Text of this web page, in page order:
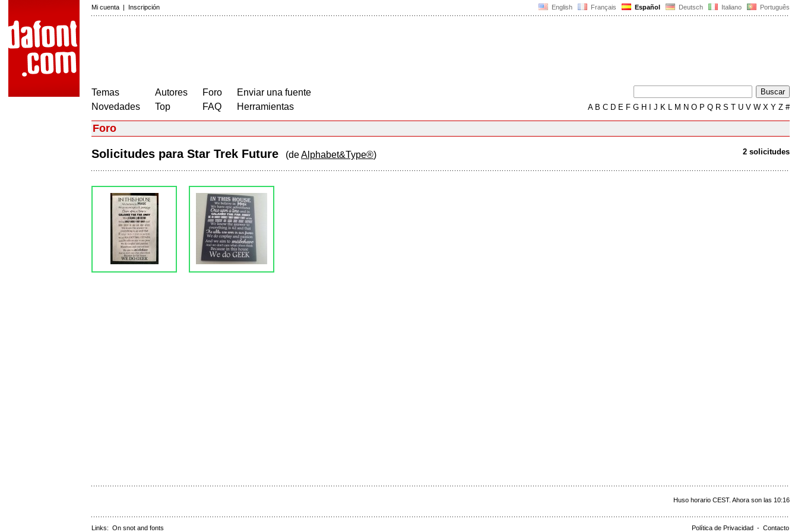
English Français Español Deutsch Italiano Português
Mi cuenta | Inscripción
Temas
Novedades
Autores
Top
Foro
FAQ
Enviar una fuente
Herramientas
AB C D E F G H J K L M N O P Q R S T U V W X Y Z #
Foro
2 solicitudes
Solicitudes para Star Trek Future (deAlphabet&Type®)
Huso horario CEST. Ahora son las 10:16
Política de Privacidad - Contacto
Links: On snot and fonts